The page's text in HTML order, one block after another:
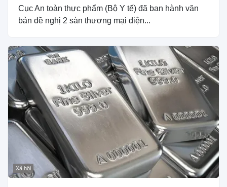
Cục An toàn thực phẩm (Bộ Y tế) đã ban hành văn
bản đề nghị 2 sàn thương mại điện...
Xã hội